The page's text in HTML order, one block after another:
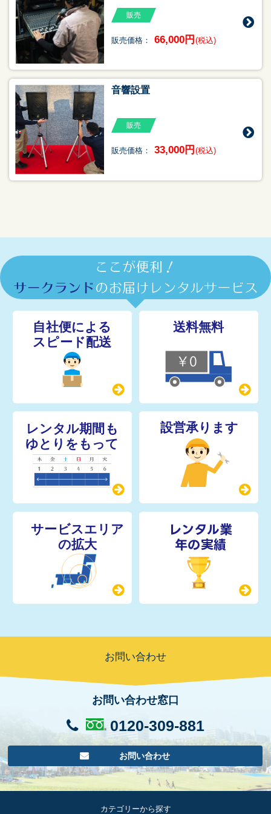
販売
販売価格： 66,000円(税込)
音響設置
販売
販売価格： 33,000円(税込)
レンタル業
年の実績
お問い合わせ
お問い合わせ窓口
0120-309-881
お問い合わせ
カテゴリーから探す